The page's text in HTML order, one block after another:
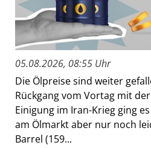
05.08.2026, 08:55 Uhr
Die Ölpreise sind weiter
Rückgang vom Vortag mit
Einigung im Iran-Krieg ging
am Ölmarkt aber nur noch
Barrel (159...